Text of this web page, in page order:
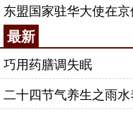
东盟国家驻华大使在
最新
巧用药膳调失眠
二十四节气养生之雨水